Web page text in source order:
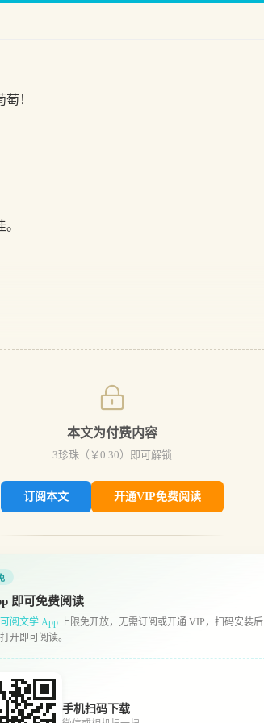
！
本文为付费内容
3珍珠（￥ 0.30）即可解锁
订阅本文 开通VIP免费阅读
即可免费阅读
可阅文学 App 上限免开放，无需订阅或开通 VIP，扫码安装后
开即可阅读。
手机扫码下载